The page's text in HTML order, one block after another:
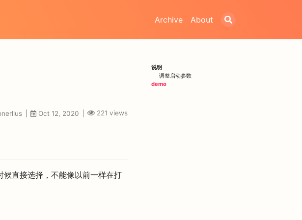
Archive About
说明
调整启动参数
demo
Oct 12, 2020 221 views
候直接选择，不能像以前一样在打